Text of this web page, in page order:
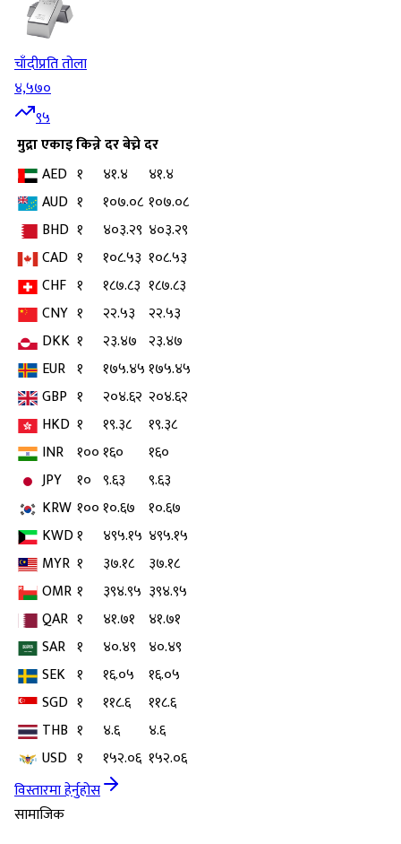
चाँदीप्रति तोला
४,५७०
९५
मुद्राएकाइकिन्ने दरबेच्ने दर
AED १ ४१.४
४१.४
AUD १ १०७.०८ १०७.०८
BHD १ ४०३.२९ ४०३.२९
CAD १ १०८.५३ १०८.५३
CHF १ १८७.८३ १८७.८३
CNY १ २२.५३
२२.५३
DKK १ २३.४७ २३.४७
EUR १ १७५.४५१७५.४५
GBP १ २०४.६२ २०४.६२
HKD १ १९.३८
१९.३८
INR १००१६०
१६०
JPY
१० ९.६३
९.६३
KRW १००१०.६७ १०.६७
KWD१ ४९५.१५ ४९५.१५
MYR १ ३७.१८
३७.१८
OMR १ ३९४.९५ ३९४.९५
QAR १ ४१.७१
४१.७१
SAR १ ४०.४९ ४०.४९
SEK १ १६.०५
१६.०५
SGD १ ११८.६
११८.६
THB १ ४.६
४.६
USD १ १५२.०६ १५२.०६
विस्तारमा हेर्नुहोस
सामाजिक